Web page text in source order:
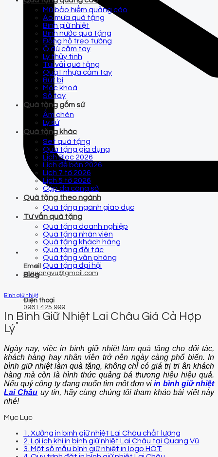
Email
qtquangvu@gmail.com
Điện thoại
0961 425 999
Mũ bảo hiểm quảng cáo
Áo mưa quà tặng
Bình giữ nhiệt
Bình nước quà tặng
Đồng hồ treo tường
Ô dù cầm tay
Ly thủy tinh
Túi vải quà tặng
Quạt nhựa cầm tay
Bút bi
Móc khoá
Sổ tay
Quà tặng gốm sứ
Ấm chén
Ly sứ
Quà tặng khác
Set quà tặng
Quà tặng gia dụng
Lịch Bloc 2026
Lịch để bàn 2026
Lịch 7 tờ 2026
Lịch 5 tờ 2026
Cặp da công sở
Quà tặng theo ngành
Quà tặng ngành giáo dục
Tư vấn quà tặng
Quà tặng doanh nghiệp
Quà tặng nhân viên
Quà tặng khách hàng
Quà tặng đối tác
Quà tặng văn phòng
Quà tặng đại hội
Blog
Bình giữ nhiệt
In Bình Giữ Nhiệt Lai Châu Giá Cả Hợp
Lý
Ngày nay, việc in bình giữ nhiệt làm quà tặng cho đối tác,
khách hàng hay nhân viên trở nên ngày càng phổ biến. In
bình giữ nhiệt làm quà tặng, không chỉ có giá trị tri ân khách
hàng mà còn là hình thức quảng bá thương hiệu hiệu quả.
Nếu quý công ty đang muốn tìm một đơn vịin bình giữ nhiệt
Lai Châu uy tín, hãy cùng chúng tôi tham khảo bài viết này
nhé!
Mục Lục
1. Xưởng in bình giữ nhiệt Lai Châu chất lượng
2. Lợi ích khi in bình giữ nhiệt Lai Châu tại Quang Vũ
3. Một số mẫu bình giữ nhiệt in logo HOT